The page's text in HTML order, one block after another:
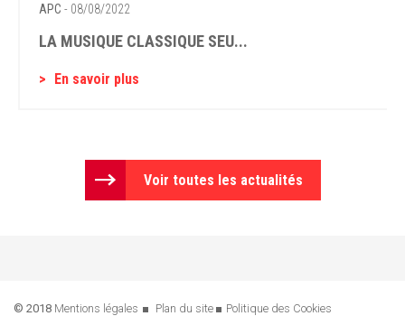
APC - 08/08/2022
LA MUSIQUE CLASSIQUE SEU...
En savoir plus
Voir toutes les actualités
© 2018 Mentions légales Plan du site Politique des Cookies